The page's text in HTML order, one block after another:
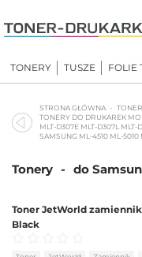
to
content
TONERY TUSZE FOLIE
STRONA GŁÓWNA
TONERY DO DRUKAREK
MLT-D307E MLT-D307L MLT-
SAMSUNG ML-4510 ML-5010
Tonery - do
Toner JetWorld zamiennik
Black